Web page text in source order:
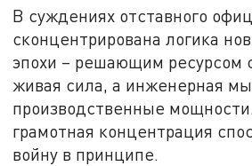
В суждениях отставного
сконцентрирована логика
эпохи – решающим ресурсом
живая сила, а инженерная
производственные
грамотная концентрация
войну в принципе.